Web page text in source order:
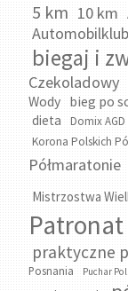
5 km 10 km
biegaj i
Czekoladowy
Wody bieg po
dieta Domix
Korona Polskich
Półmaratonie
Mistrzostwa
Patronat
praktyczne
Posnania
Puchar